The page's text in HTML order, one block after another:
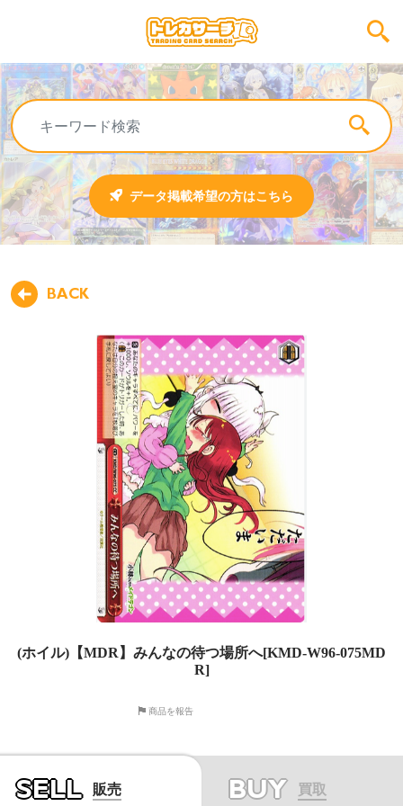
データ掲載希望の方はこちら
BACK
(ホイル)【MDR】みんなの待つ場所へ[KMD-W96-075MD
R]
商品を報告
SELL 販売 BUY 買取